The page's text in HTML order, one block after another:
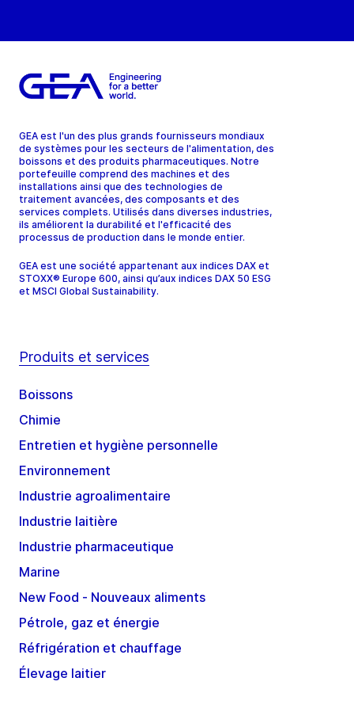
GEA est l'un des plus grands fournisseurs mondiaux
de systèmes pour les secteurs de l'alimentation, des
boissons et des produits pharmaceutiques. Notre
portefeuille comprend des machines et des
installations ainsi que des technologies de
traitement avancées, des composants et des
services complets. Utilisés dans diverses industries,
ils améliorent la durabilité et l'efficacité des
processus de production dans le monde entier.
GEA est une société appartenant aux indices DAX et
STOXX® Europe 600, ainsi qu’aux indices DAX 50 ESG
et MSCI Global Sustainability.
Produits et services
Boissons
Chimie
Entretien et hygiène personnelle
Environnement
Industrie agroalimentaire
Industrie laitière
Industrie pharmaceutique
Marine
New Food - Nouveaux aliments
Pétrole, gaz et énergie
Réfrigération et chauffage
Élevage laitier